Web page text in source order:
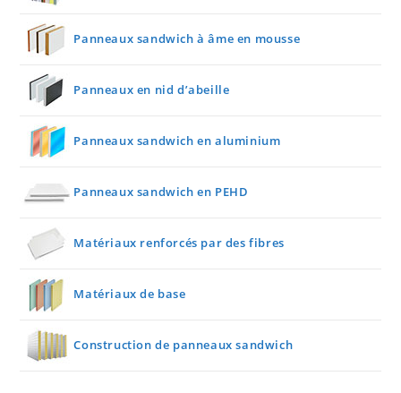
Panneaux sandwich à âme en mousse
Panneaux en nid d’abeille
Panneaux sandwich en aluminium
Panneaux sandwich en PEHD
Matériaux renforcés par des fibres
Matériaux de base
Construction de panneaux sandwich